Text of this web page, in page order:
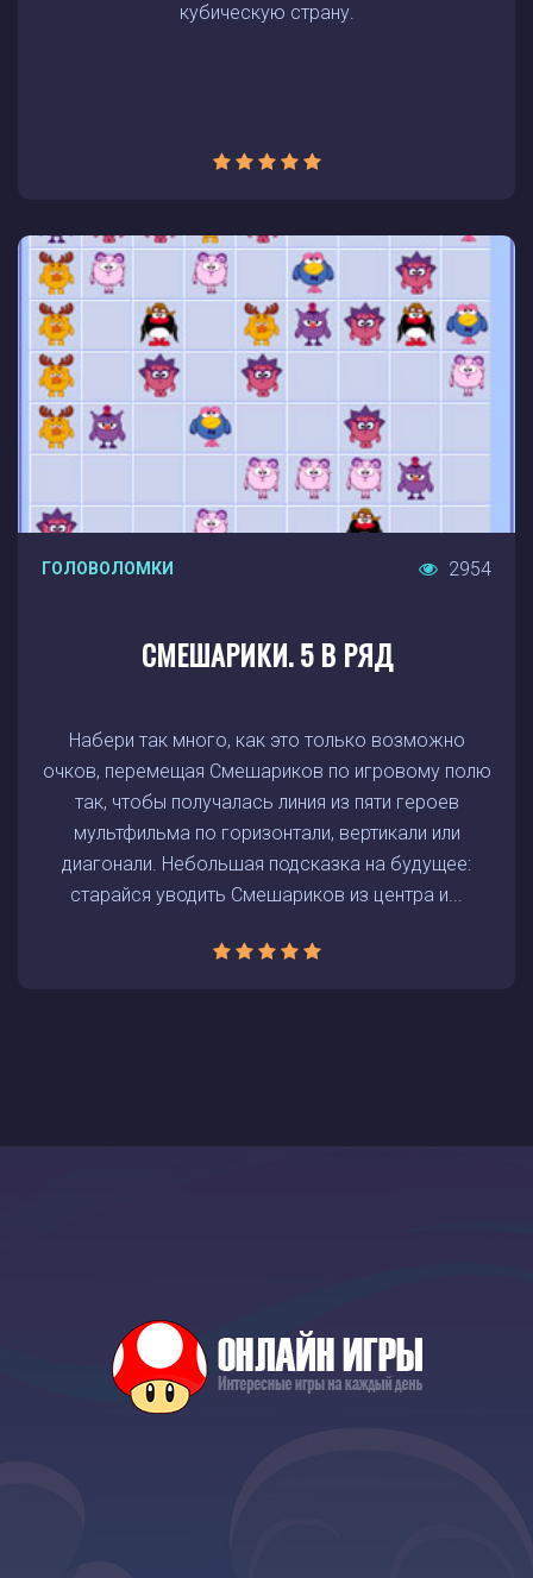
кубическую страну.
ГОЛОВОЛОМКИ 2954
СМЕШАРИКИ. 5 В РЯД
Набери так много, как это только возможно
очков, перемещая Смешариков по игровому полю
так, чтобы получалась линия из пяти героев
мультфильма по горизонтали, вертикали или
диагонали. Небольшая подсказка на будущее:
старайся уводить Смешариков из центра и...